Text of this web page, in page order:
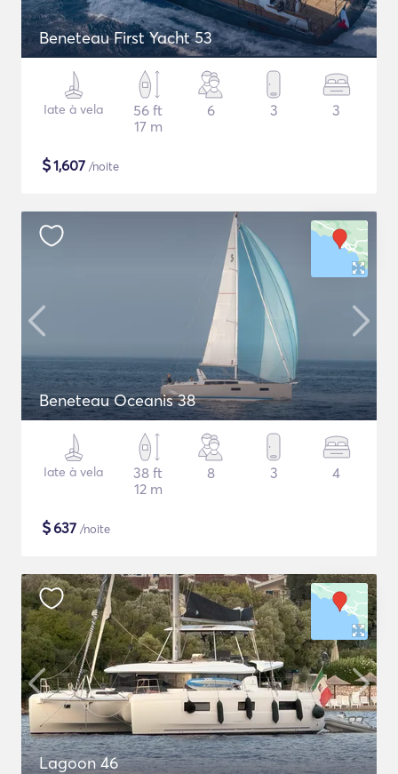
Beneteau First Yacht 53
Iate à vela
56 ft
17 m
6 3 3
$1,607 /noite
Beneteau Oceanis 38
Iate à vela
38 ft
12 m
8 3 4
$637 /noite
Lagoon 46